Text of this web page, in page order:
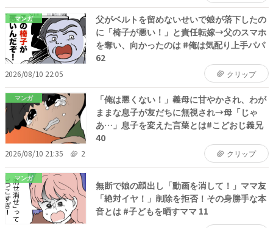
マンガ
父がベルトを留めないせいで娘が落下したの
に「椅子が悪い！」と責任転嫁→父のスマホ
を奪い、向かったのは #俺は気配り上手パパ
62
2026/08/10 22:05 クリップ
マンガ
「俺は悪くない！」義母に甘やかされ、わが
ままな息子が友だちに無視され→母「じゃ
あ…」息子を変えた言葉とは#こどおじ義兄
40
2026/08/10 21:35 2 クリップ
マンガ
無断で娘の顔出し「動画を消して！」ママ友
「絶対イヤ！」削除を拒否！その身勝手な本
音とは #子どもを晒すママ 11